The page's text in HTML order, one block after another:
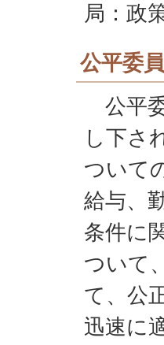
局：政
公平委
公平
し下さ
ついて
給与、
条件に
ついて
て、公
迅速に